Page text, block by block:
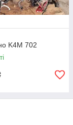
K4M 702